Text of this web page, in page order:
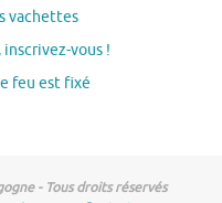
vachettes
vous !
feu est fixé
- Tous droits réservés